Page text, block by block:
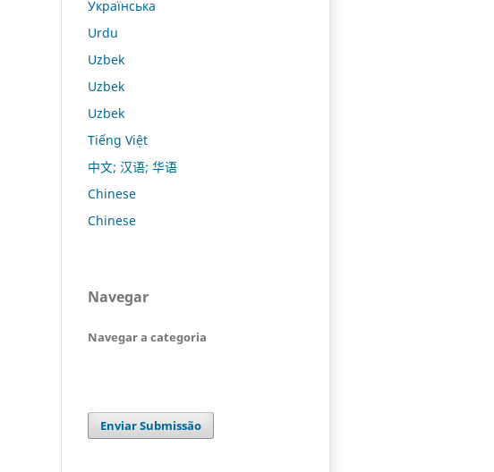
Українська
Urdu
Uzbek
Uzbek
Uzbek
Tiếng Việt
中文; 汉语; 华语
Chinese
Chinese
Navegar
Navegar a categoria
Enviar Submissão